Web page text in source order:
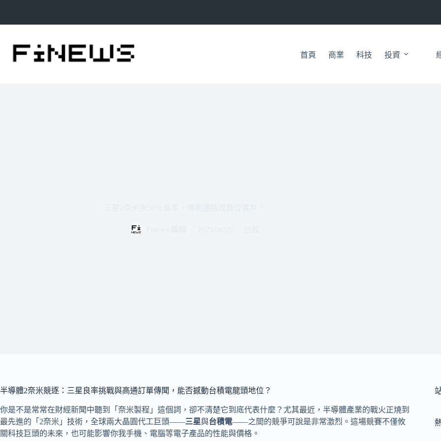
首頁 商業 科技 投資
半導體2奈米競逐：三星良率挑戰與高通訂單傳聞，能否撼動台積電龍頭地位？
你是不是常常在財經新聞中聽到「奈米製程」這個詞，卻不清楚它到底代表什麼？尤其最近，半導體產業的戰火正燒到
最先進的「2奈米」技術，全球兩大晶圓代工巨頭——三星與台積電——之間的競爭可說是非常激烈。這場競賽不僅攸
關科技巨頭的未來，也可能影響你我手機、電腦等電子產品的性能與價格。